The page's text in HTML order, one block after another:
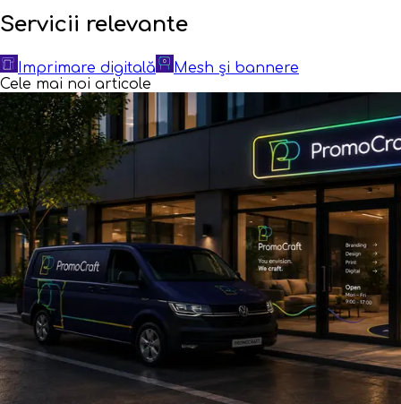
Servicii relevante
Imprimare digitală
Mesh și bannere
Cele mai noi articole